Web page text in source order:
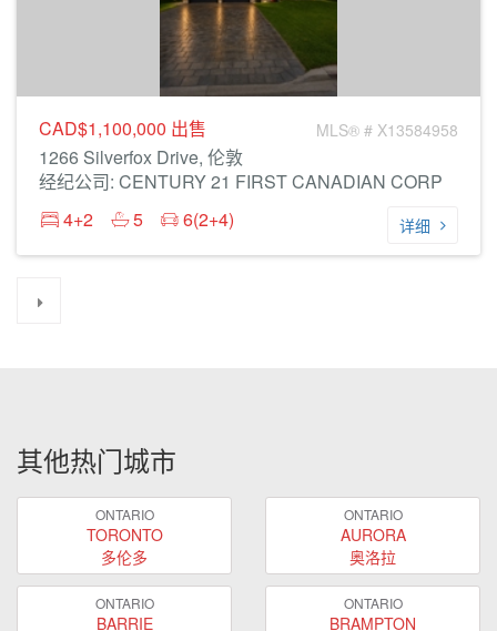
CAD$1,100,000 出售 MLS® # X13584958
1266 Silverfox Drive, 伦敦
经纪公司: CENTURY 21 FIRST CANADIAN CORP
4+2
5 6(2+4) 详细
其他热门城市
ONTARIO
TORONTO
多伦多
ONTARIO
AURORA
奥洛拉
ONTARIO
BARRIE
ONTARIO
BRAMPTON